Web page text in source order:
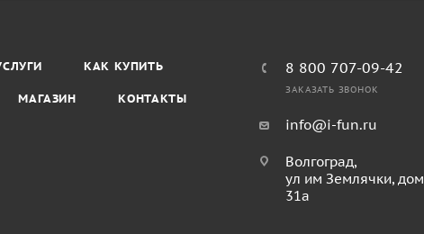
КАК КУПИТЬ
МАГАЗИН КОНТАКТЫ
8 800 707-09-42
ЗАКАЗАТЬ ЗВОНОК
info@i-fun.ru
Волгоград,
ул им Землячки, дом
31а